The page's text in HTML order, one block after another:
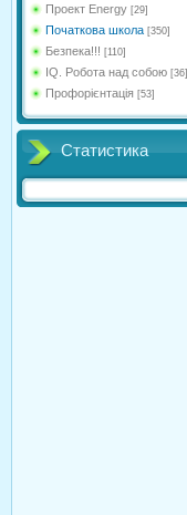
Проект Energy [29]
Початкова школа [350]
Безпека!!! [110]
IQ. Робота над собою [36]
Профорієнтація [53]
Статистика